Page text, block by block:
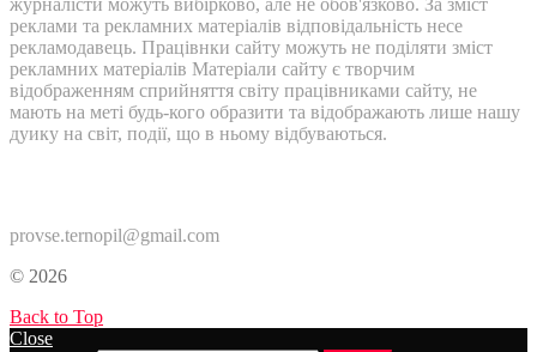
журналісти можуть вибірково, але не обов'язково. За зміст
реклами та рекламних матеріалів відповідальність несе
рекламодавець. Працівнки сайту можуть не поділяти зміст
рекламних матеріалів Матеріали сайту є творчим
відображенням сприйняття світу працівниками сайту, не
мають на меті будь-кого образити та відображають лише нашу
дуику на світ, події, що в ньому відбуваються.
provse.ternopil@gmail.com
© 2026
Back to Top
Close